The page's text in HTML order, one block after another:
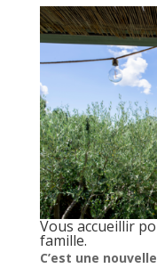
Vous accueillir
famille.
C’est une